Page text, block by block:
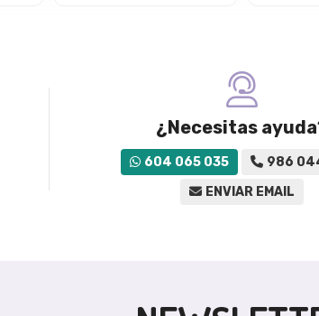
¿Necesitas
604 065 035
986
ENVIAR EMAIL